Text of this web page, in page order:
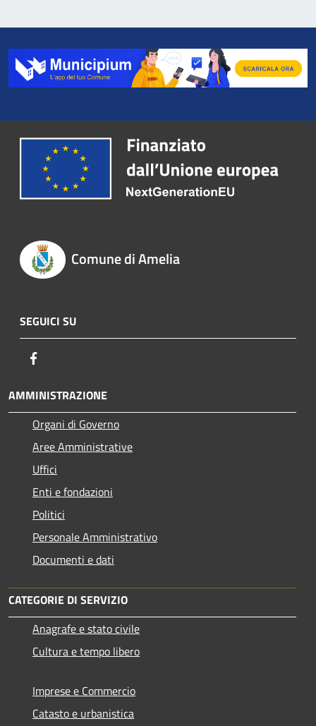
Comune di Amelia
SEGUICI SU
AMMINISTRAZIONE
Organi di Governo
Aree Amministrative
Uffici
Enti e fondazioni
Politici
Personale Amministrativo
Documenti e dati
CATEGORIE DI SERVIZIO
Anagrafe e stato civile
Cultura e tempo libero
Imprese e Commercio
Catasto e urbanistica